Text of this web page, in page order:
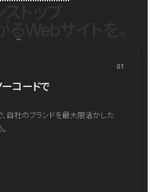
01
コードで
自社のブランドを最大限活かした